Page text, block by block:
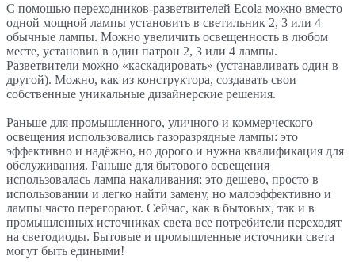
С помощью переходников-разветвителей Ecola можно вместо
одной мощной лампы установить в светильник 2, 3 или 4
обычные лампы. Можно увеличить освещенность в любом
месте, установив в один патрон 2, 3 или 4 лампы.
Разветвители можно «каскадировать» (устанавливать один в
другой). Можно, как из конструктора, создавать свои
собственные уникальные дизайнерские решения.
Раньше для промышленного, уличного и коммерческого
освещения использовались газоразрядные лампы: это
эффективно и надёжно, но дорого и нужна квалификация для
обслуживания. Раньше для бытового освещения
использовалась лампа накаливания: это дешево, просто в
использовании и легко найти замену, но малоэффективно и
лампы часто перегорают. Сейчас, как в бытовых, так и в
промышленных источниках света все потребители переходят
на светодиоды. Бытовые и промышленные источники света
могут быть едиными!